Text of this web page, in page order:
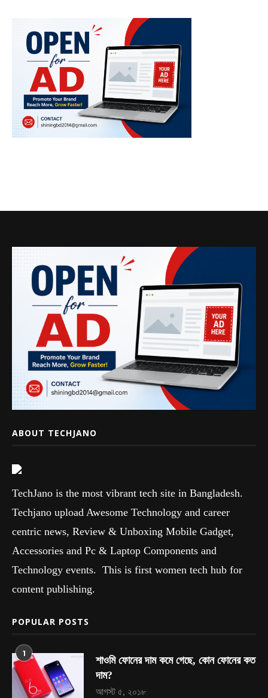
ABOUT TECHJANO
TechJano is the most vibrant tech site in Bangladesh.
Techjano upload Awesome Technology and career
centric news, Review & Unboxing Mobile Gadget,
Accessories and Pc & Laptop Components and
Technology events. This is first women tech hub for
content publishing.
POPULAR POSTS
1
শাওমি ফোনের দাম কমে গেছে, কোন ফোনের কত
দাম?
আগস্ট ৫, ২০১৮